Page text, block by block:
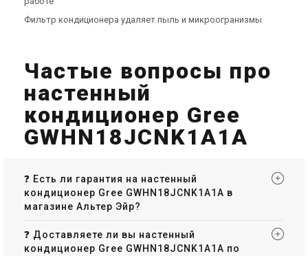
Фильтр кондиционера удаляет пыль и микроогранизмы
Частые вопросы про
настенный
кондиционер Gree
GWHN18JCNK1A1A
❓ Есть ли гарантия на настенный
кондиционер Gree GWHN18JCNK1A1A в
магазине Альтер Эйр?
❓ Доставляете ли вы настенный
кондиционер Gree GWHN18JCNK1A1A по